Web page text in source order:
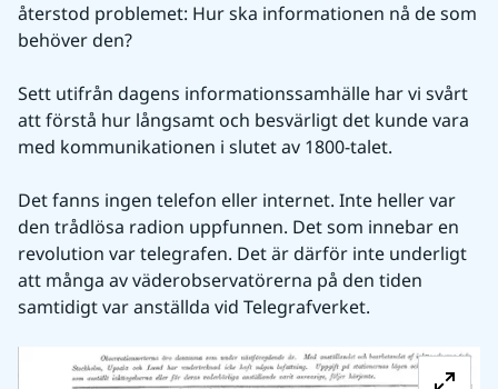
återstod problemet: Hur ska informationen nå de som
behöver den?
Sett utifrån dagens informationssamhälle har vi svårt
att förstå hur långsamt och besvärligt det kunde vara
med kommunikationen i slutet av 1800-talet.
Det fanns ingen telefon eller internet. Inte heller var
den trådlösa radion uppfunnen. Det som innebar en
revolution var telegrafen. Det är därför inte underligt
att många av väderobservatörerna på den tiden
samtidigt var anställda vid Telegrafverket.